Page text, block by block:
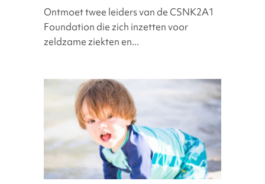
&
Gabrielle
Rushing
Ontmoet twee leiders van de CSNK2A1
Foundation die zich inzetten voor
zeldzame ziekten en...